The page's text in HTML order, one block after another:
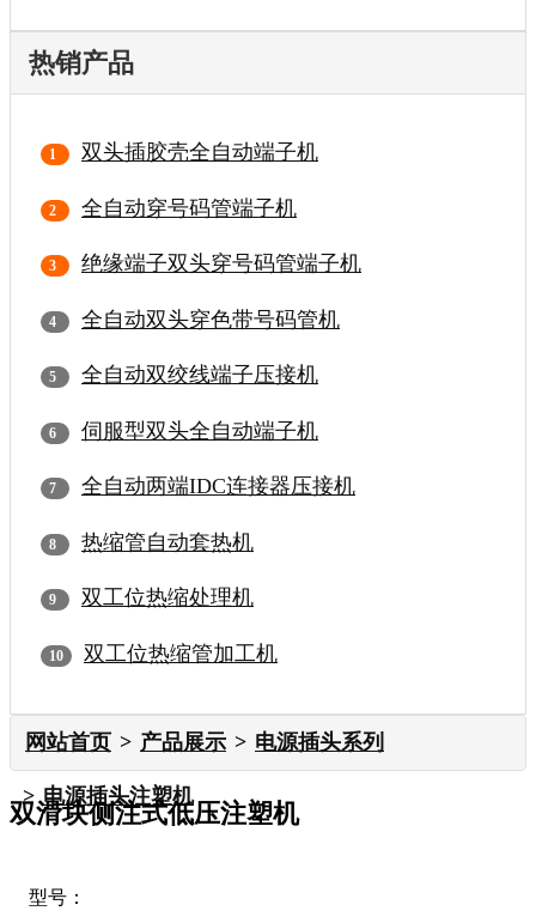
热销产品
双头插胶壳全自动端子机
全自动穿号码管端子机
绝缘端子双头穿号码管端子机
全自动双头穿色带号码管机
全自动双绞线端子压接机
伺服型双头全自动端子机
全自动两端IDC连接器压接机
热缩管自动套热机
双工位热缩处理机
双工位热缩管加工机
网站首页 产品展示 电源插头系列
电源插头注塑机
双滑块侧注式低压注塑机
型号：